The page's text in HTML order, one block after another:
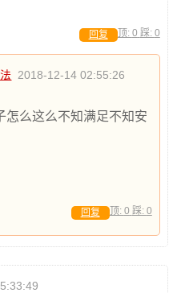
顶: 0 踩: 0
回复
2018-12-14 02:55:26
怎么这么不知满足不知安
顶: 0 踩: 0
回复